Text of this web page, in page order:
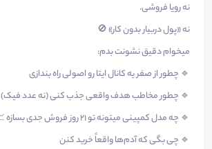
نه رویا فروشی.
نه «پول دربیار بدون کار» 🚫
میخوام دقیق نشونت بدم:
🔹 چطور از صفر یه کانال ایتا رو اصولی راه بندازی
🔹 چطور مخاطب هدف واقعی جذب کنی (نه عدد فیک)
🔹 چه مدل کمپینی میتونه تو ۲۱ روز فروش جدی بسازه 📈
🔹 چی بگی که آدم‌ها واقعاً خرید کنن